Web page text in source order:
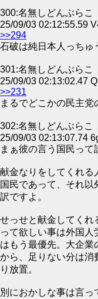
300:名無しどんぶらこ
25/09/03 02:12:55.59
>>294
石破は純日本人っちゅ
301:名無しどんぶらこ
25/09/03 02:13:02.47
>>231
まるでどこかの民主
302:名無しどんぶらこ
25/09/03 02:13:07.74
まぁ彼の言う国民って
献金なりをしてくれる
国民であって、それ
訳ですよ。
せっせと献金してくれ
って欲しい事は外国
はもう最優先。大企
から、足りない分は消
り放置。
別におかしな事は言っ